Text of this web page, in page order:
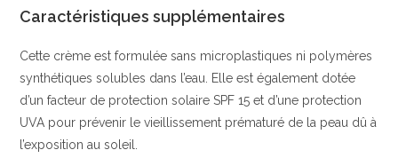
Caractéristiques supplémentaires
Cette crème est formulée sans microplastiques ni polymères
synthétiques solubles dans l’eau. Elle est également dotée
d’un facteur de protection solaire SPF 15 et d’une protection
UVA pour prévenir le vieillissement prématuré de la peau dû à
l’exposition au soleil.